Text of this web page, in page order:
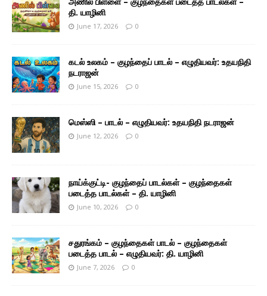
தி. யாழினி
June 17, 2026 0
கடல் உலகம் – குழந்தைப் பாடல் – எழுதியவர்: உதயநிதி
நடராஜன்
June 15, 2026 0
மெஸ்ஸி – பாடல் – எழுதியவர்: உதயநிதி நடராஜன்
June 12, 2026 0
நாய்க்குட்டி- குழந்தைப் பாடல்கள் – குழந்தைகள்
படைத்த பாடல்கள் – தி. யாழினி
June 10, 2026 0
சதுரங்கம் – குழந்தைகள் பாடல் – குழந்தைகள்
படைத்த பாடல் – எழுதியவர்: தி. யாழினி
June 7, 2026 0